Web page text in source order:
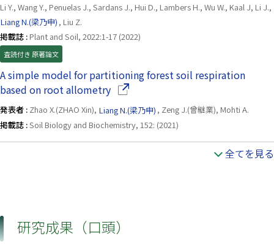
Li Y., Wang Y., Penuelas J., Sardans J., Hui D., Lambers H., Wu W., Kaal J, Li J.,
Liang N.(梁乃申) , Liu Z.
掲載誌 : Plant and Soil, 2022:1-17 (2022)
査読付き 原著論文
A simple model for partitioning forest soil respiration
based on root allometry（別ウインドウで開きます）
発表者 : Zhao X.(ZHAO Xin), Liang N.(梁乃申) , Zeng J.(曾継業), Mohti A.
掲載誌 :Soil Biology and Biochemistry, 152: (2021)
全てを見る
研究成果（口頭）